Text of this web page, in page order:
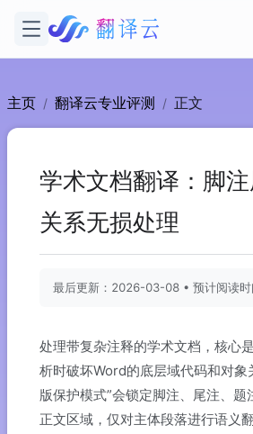
主页 / 翻译云专业评测 / 正文
学术文档翻译：脚
关系无损处理
最后更新：2026-03-08 • 预计阅读
处理带复杂注释的学术文档，核心
析时破坏Word的底层域代码和对象
版保护模式”会锁定脚注、尾注、题
正文区域，仅对主体段落进行语义